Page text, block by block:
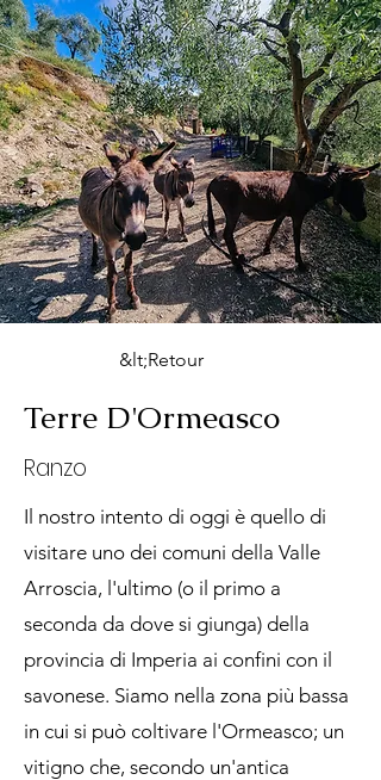
&lt;Retour
Terre D'Ormeasco
Ranzo
Il nostro intento di oggi è quello di
visitare uno dei comuni della Valle
Arroscia, l'ultimo (o il primo a
seconda da dove si giunga) della
provincia di Imperia ai confini con il
savonese. Siamo nella zona più bassa
in cui si può coltivare l'Ormeasco; un
vitigno che, secondo un'antica